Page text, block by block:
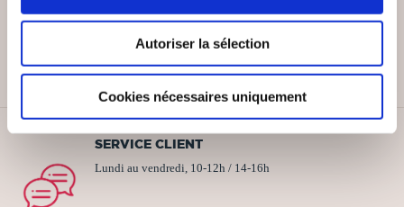
Autoriser la sélection
Cookies nécessaires uniquement
SERVICE CLIENT
Lundi au vendredi, 10-12h / 14-16h